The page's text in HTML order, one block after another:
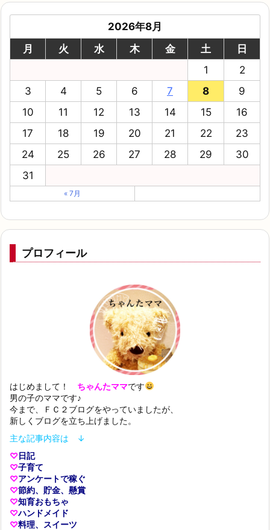
2026年8月
月
火 水 木 金 土
日
1
2
3
4 5 6 7 8
9
10
11 12 13 14 15
16
17
18 19 20 21 22
23
24
25 26 27 28 29
30
31
« 7月
プロフィール
はじめまして！ ちゃんたママです
男の子のママです♪
今まで、ＦＣ２ブログをやっていましたが、
新しくブログを立ち上げました。
主な記事内容は ↓
♡日記
♡子育て
♡アンケートで稼ぐ
♡節約、貯金、懸賞
♡知育おもちゃ
♡ハンドメイド
♡料理、スイーツ